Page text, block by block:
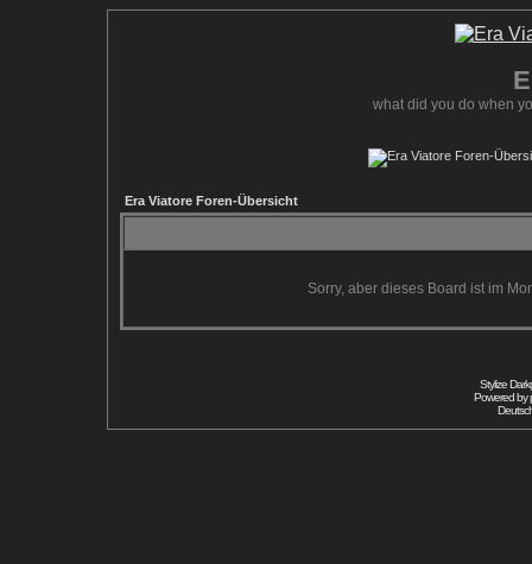
what did you do when
Era Viatore Foren-Übersicht
Sorry, aber dieses Board ist im
Stylize
Powered by